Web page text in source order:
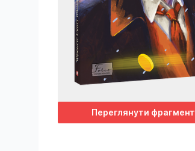
Переглянути фрагмент